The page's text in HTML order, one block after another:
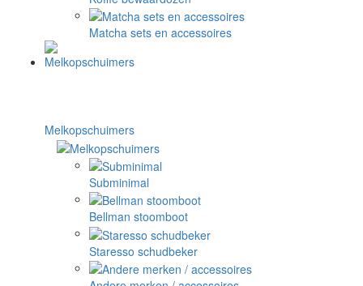
Matcha sets en accessoires
Melkopschuimers
Subminimal
Bellman stoomboot
Staresso schudbeker